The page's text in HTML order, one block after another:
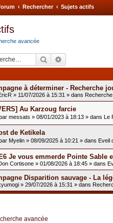
Rechercher Sujets actifs
avancée
Rechercher
à déterminer - Recherche
» 11/07/2026 à 15:31 » dans
Au Karzoug farcie
messats » 08/01/2023 à 18:13 » dans Le
de Ketikela
Myelin » 08/09/2025 à 10:21 » dans Eveil
Je vous emmerde Pointe Sable
Cortisone » 01/08/2026 à 18:45 » dans
Disparition sauvage - La
» 29/07/2026 à 15:31 » dans
avancée